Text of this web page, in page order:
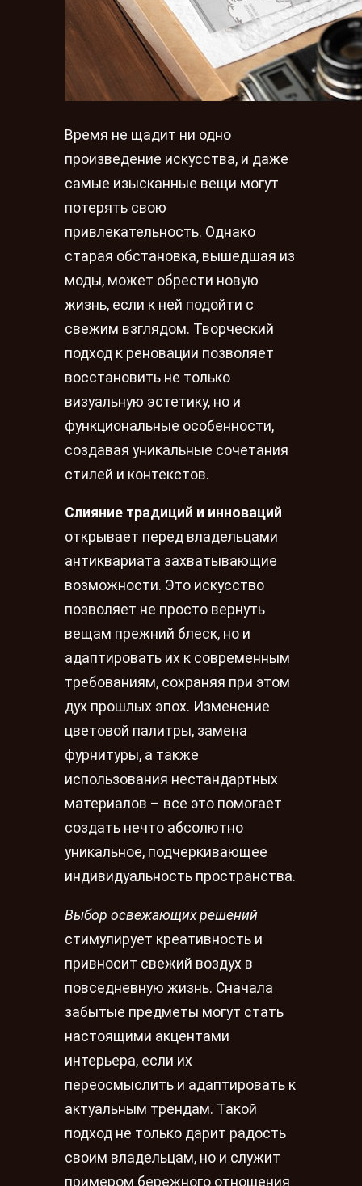
Время не щадит ни одно
произведение искусства, и даже
самые изысканные вещи могут
потерять свою
привлекательность. Однако
старая обстановка, вышедшая из
моды, может обрести новую
жизнь, если к ней подойти с
свежим взглядом. Творческий
подход к реновации позволяет
восстановить не только
визуальную эстетику, но и
функциональные особенности,
создавая уникальные сочетания
стилей и контекстов.
Слияние традиций и инноваций
открывает перед владельцами
антиквариата захватывающие
возможности. Это искусство
позволяет не просто вернуть
вещам прежний блеск, но и
адаптировать их к современным
требованиям, сохраняя при этом
дух прошлых эпох. Изменение
цветовой палитры, замена
фурнитуры, а также
использования нестандартных
материалов – все это помогает
создать нечто абсолютно
уникальное, подчеркивающее
индивидуальность пространства.
Выбор освежающих решений
стимулирует креативность и
привносит свежий воздух в
повседневную жизнь. Сначала
забытые предметы могут стать
настоящими акцентами
интерьера, если их
переосмыслить и адаптировать к
актуальным трендам. Такой
подход не только дарит радость
своим владельцам, но и служит
примером бережного отношения